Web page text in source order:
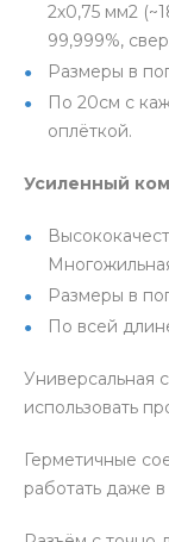
2х0,75 мм2
99,999%,
Размеры в
По 20см с
оплёткой.
Усиленный
Размеры в
По всей
Универсальная
использовать
Герметичные
работать даже